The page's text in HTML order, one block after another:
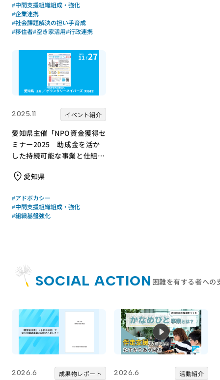
#中間支援組織組成・強化
#企業連携
#社会課題解決の担い手育成
#移住者#空き家活用#行政連携
2025.11 イベント紹介
愛知県主催「NPO資金獲得セ
ミナー2025 助成金を活か
した持続可能な事業と仕組み
愛知県
#アドボカシー
#中間支援組織組成・強化
#組織基盤強化
SOCIAL ACTION 困難を有する者への
2026.6 成果物レポート 2026.6 活動紹介